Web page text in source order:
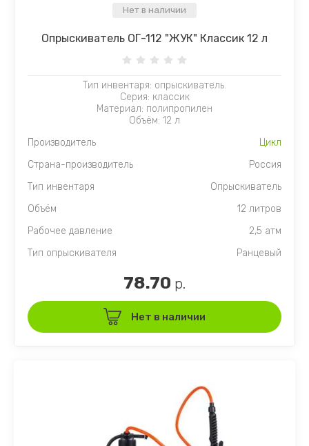
Нет в наличии
Опрыскиватель ОГ-112 "ЖУК" Классик 12 л
Тип инвентаря: опрыскиватель.
Серия: классик
Материал: полипропилен
Объём: 12 л
Производитель
Цикл
Страна-производитель
Россия
Тип инвентаря
Опрыскиватель
Объём
12 литров
Рабочее давление
2,5 атм
Тип опрыскивателя
Ранцевый
78.70 р.
Нет в наличии